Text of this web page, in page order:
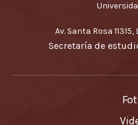
Av. Santa Rosa
Secretaría de